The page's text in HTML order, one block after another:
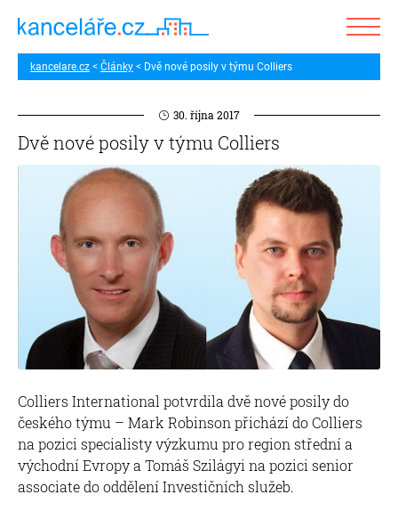
kancelare.cz Články Dvě nové posily v týmu Colliers
30. října 2017
Dvě nové posily v týmu Colliers
Colliers International potvrdila dvě nové posily do
českého týmu – Mark Robinson přichází do Colliers
na pozici specialisty výzkumu pro region střední a
východní Evropy a Tomáš Szilágyi na pozici senior
associate do oddělení Investičních služeb.